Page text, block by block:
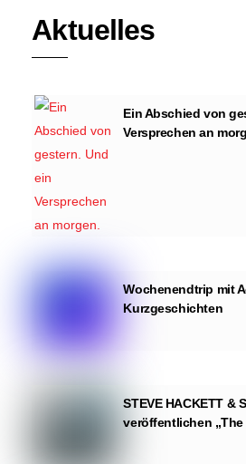
Aktuelles
Ein Abschied von
Versprechen an
Wochenendtrip mit
Kurzgeschichten
STEVE HACKETT &
veröffentlichen „The